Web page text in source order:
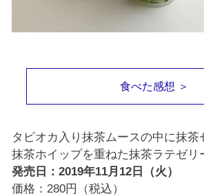
食べた感想 ＞
タピオカ入り抹茶ムースの中に抹茶
抹茶ホイップを重ねた抹茶ラテゼリ
発売日：2019年11月12日（火）
価格：280円（税込）